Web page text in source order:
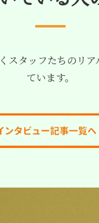
スタッフたちのリ
ています。